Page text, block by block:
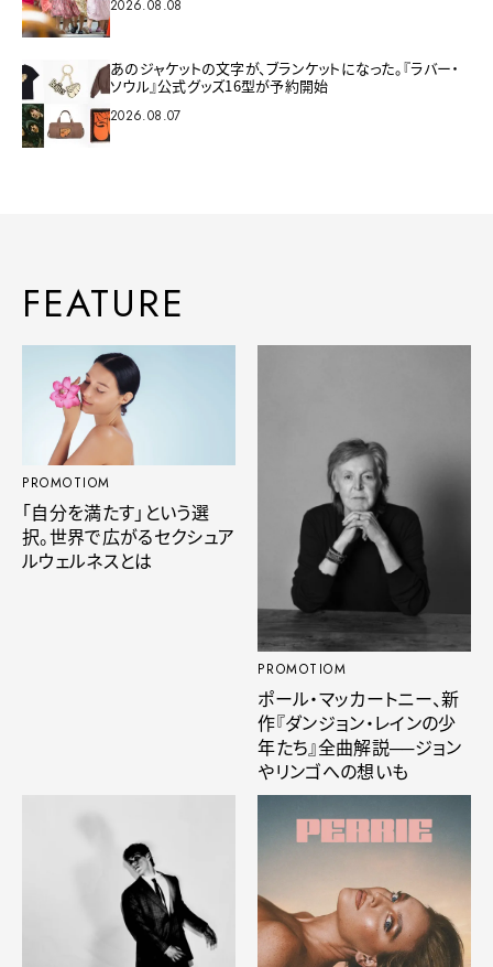
2026.08.08
あのジャケットの文字が、ブランケットになった。『ラバー・
ソウル』公式グッズ16型が予約開始
2026.08.07
FEATURE
PROMOTIOM
「自分を満たす」という選
択。世界で広がるセクシュア
ルウェルネスとは
PROMOTIOM
ポール・マッカートニー、新
作『ダンジョン・レインの少
年たち』全曲解説──ジョン
やリンゴへの想いも